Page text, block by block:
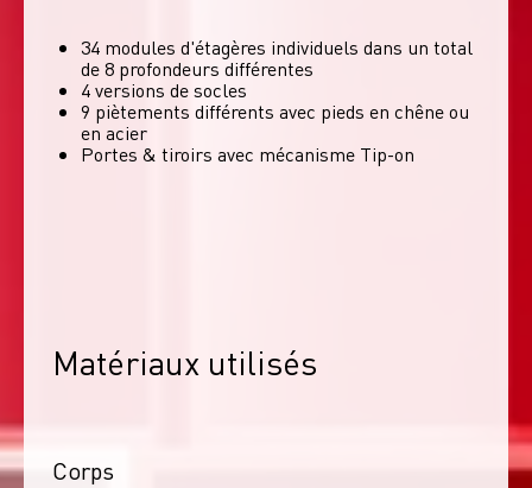
34 modules d'étagères individuels dans un total
de 8 profondeurs différentes
4 versions de socles
9 piètements différents avec pieds en chêne ou
en acier
Portes & tiroirs avec mécanisme Tip-on
Matériaux utilisés
Corps